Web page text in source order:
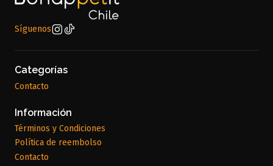
Síguenos
Categorías
Contacto
Información
Términos y Condiciones
Política de reembolso
Contacto